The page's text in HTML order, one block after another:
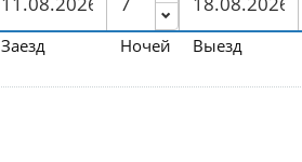
Заезд Ночей Выезд